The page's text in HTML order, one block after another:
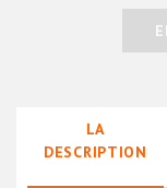
LA
DESCRIPTION